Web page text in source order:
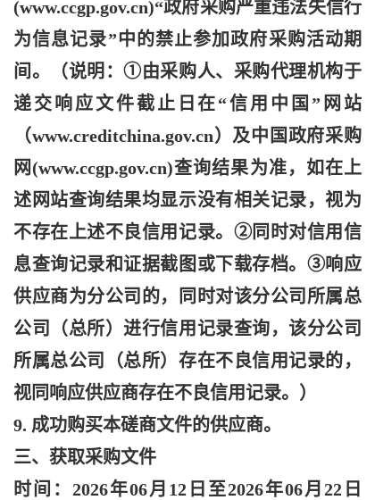
(www.ccgp.gov.cn)“政府采购严重违法失信行
为信息记录”中的禁止参加政府采购活动期
间。（说明：①由采购人、采购代理机构于
递交响应文件截止日在“信用中国”网站
（www.creditchina.gov.cn）及中国政府采购
网(www.ccgp.gov.cn)查询结果为准，如在上
述网站查询结果均显示没有相关记录，视为
不存在上述不良信用记录。②同时对信用信
息查询记录和证据截图或下载存档。③响应
供应商为分公司的，同时对该分公司所属总
公司（总所）进行信用记录查询，该分公司
所属总公司（总所）存在不良信用记录的，
视同响应供应商存在不良信用记录。）
9. 成功购买本磋商文件的供应商。
三、获取采购文件
时间： 2026年06月12日至2026年06月22日